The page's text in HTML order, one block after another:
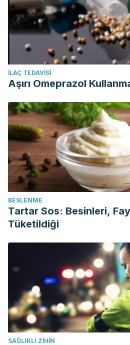
İLAÇ TEDAVISI
Aşırı Omeprazol
BESLENME
Tartar Sos: Besinleri,
Tüketildiği
SAĞLIKLI ZIHIN